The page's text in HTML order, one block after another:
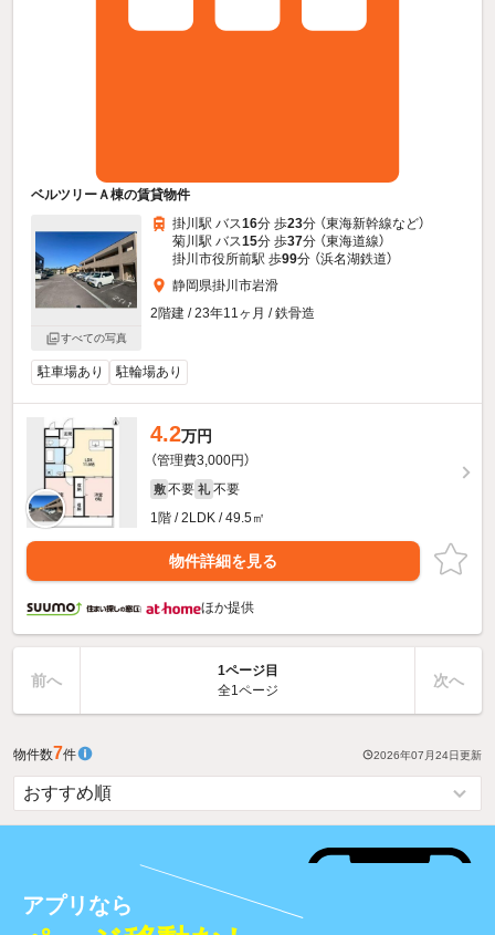
ベルツリーＡ棟の賃貸物件
すべての写真
掛川駅 バス16分 歩23分 （東海新幹線など）
菊川駅 バス15分 歩37分 （東海道線）
掛川市役所前駅 歩99分 （浜名湖鉄道）
静岡県掛川市岩滑
2階建 / 23年11ヶ月 / 鉄骨造
駐車場あり 駐輪場あり
4.2万円
（管理費3,000円）
敷 不要 礼 不要
1階 / 2LDK / 49.5㎡
物件詳細を見る
ほか提供
前へ
1ページ目
全1ページ
次へ
物件数7件 2026年07月24日更新
アプリなら